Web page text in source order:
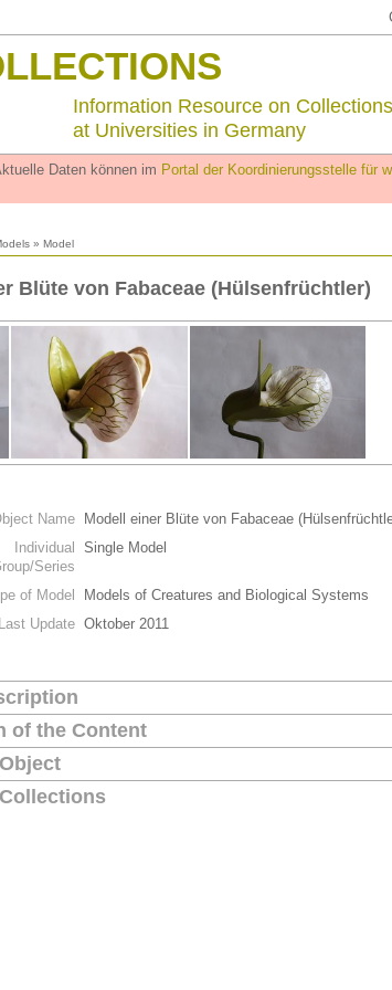
Information Resource on
at Universities in Germany
Daten können im Portal der Koordinierungsstelle für
» Model
Blüte von Fabaceae (Hülsenfrüchtler)
Name
Modell einer Blüte von Fabaceae
Individual
Series
Single Model
of Model
Models of Creatures and Biological Systems
Last Update Oktober 2011
of the Content